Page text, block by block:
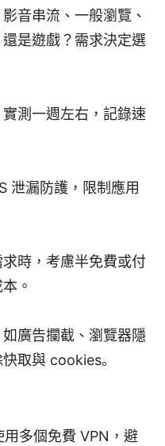
音串流、一般瀏覽、
是遊戲？需求決定選
測一週左右，記錄速
泄漏防護，限制應用
時，考慮半免費或付
。
廣告攔截、瀏覽器隱
取與 cookies。
多個免費 VPN，避